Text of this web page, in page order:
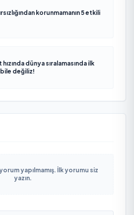
korunmamanın 5 etkili
dünya sıralamasında ilk
değiliz!
yapılmamış. İlk yorumu siz
yazın.